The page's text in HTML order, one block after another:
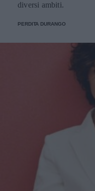
diversi ambiti.
PERDITA DURANGO